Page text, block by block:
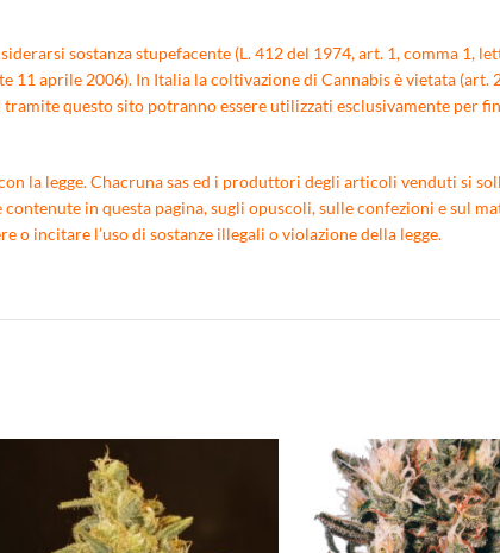
sostanza stupefacente (L. 412 del 1974, art. 1, comma 1,
aprile 2006). In Italia la coltivazione di Cannabis è vietata (art.
questo sito potranno essere utilizzati esclusivamente per
la legge. Chacruna sas ed i produttori degli articoli venduti si
in questa pagina, sugli opuscoli, sulle confezioni e sul
incitare l’uso di sostanze illegali o violazione della legge.